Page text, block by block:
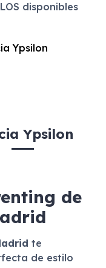
disponibles
Ypsilon
de
te
de estilo